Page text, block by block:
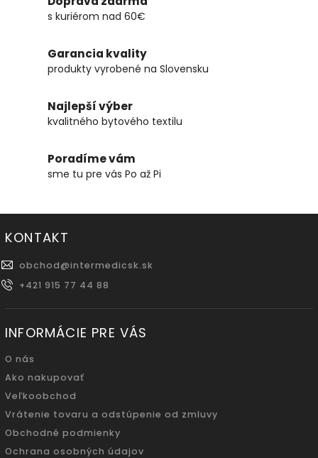
s kuriérom nad 60€
Garancia kvality
produkty vyrobené na Slovensku
Najlepší výber
kvalitného bytového textilu
Poradíme vám
sme tu pre vás Po až Pi
KONTAKT
obchod@intermedicsk.sk
+421 915 77 44 88
INFORMÁCIE PRE VÁS
O nás
Ako nakupovať
Veľkoobchod
Vrátenie tovaru a odstúpenie od zmluvy
Obchodné podmienky
Ochrana osobných údajov